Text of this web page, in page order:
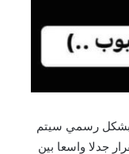
حسن الخباز مدير جريدة الجريدة بوان كوم ابتداءا من فاتح يناير للسنة المقبلة 2025 وبشكل رسمي سيتم
جدلا واسعا بين